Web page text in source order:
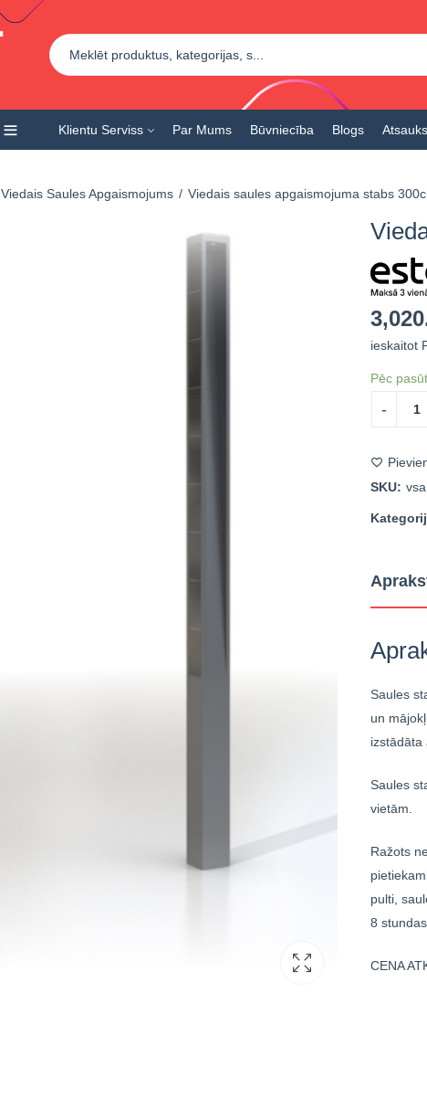
Klientu Serviss Par Mums Būvniecība Blogs
Viedais Saules Apgaismojums Viedais saules apgaismojuma stabs
ieskaitot
Pēc
SKU:
Saules
un
izstādāta
Saules
vietām.
Ražots
pulti,
8
CENA